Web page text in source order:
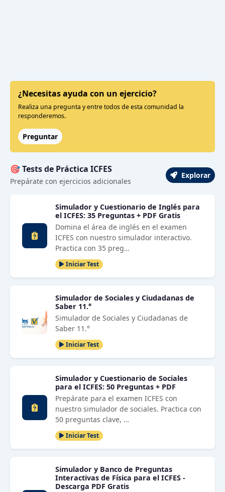
¿Necesitas ayuda con un ejercicio?
Realiza una pregunta y entre todos de esta comunidad la
responderemos.
Preguntar
🎯 Tests de Práctica ICFES
Prepárate con ejercicios adicionales
Explorar
Simulador y Cuestionario de Inglés para
el ICFES: 35 Preguntas + PDF Gratis
Domina el área de inglés en el examen
ICFES con nuestro simulador interactivo.
Practica con 35 preg…
Iniciar Test
Simulador de Sociales y Ciudadanas de
Saber 11.°
Simulador de Sociales y Ciudadanas de
Saber 11.°
Iniciar Test
Simulador y Cuestionario de Sociales
para el ICFES: 50 Preguntas + PDF
Prepárate para el examen ICFES con
nuestro simulador de sociales. Practica con
50 preguntas clave, …
Iniciar Test
Simulador y Banco de Preguntas
Interactivas de Física para el ICFES -
Descarga PDF Gratis